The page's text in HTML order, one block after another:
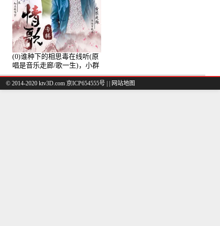
(0)谁种下的相思毒在线听(原
唱是音乐走廊/歌一生)，小群
演唱点播:8975次
© 2014-2020 ktv3D.com 京ICP654555号 | 网站地图